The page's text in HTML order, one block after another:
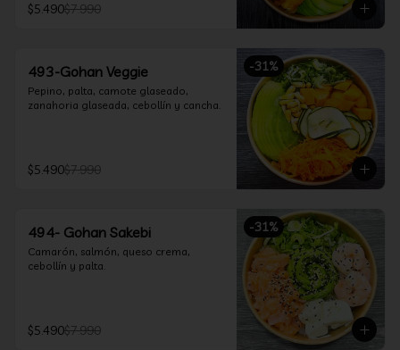
$5.490$7.990
-31%
493-Gohan Veggie
Pepino, palta, camote glaseado,
zanahoria glaseada, cebollín y cancha.
$5.490$7.990
-31%
494- Gohan Sakebi
Camarón, salmón, queso crema,
cebollín y palta.
$5.490$7.990